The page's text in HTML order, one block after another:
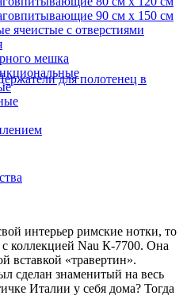
90 см х 150 см
ячеистые с отверстиями
мешка
для полотенец в
интерьер римские нотки, то
с коллекцией Nau К-7700. Она
вставкой «травертин».
сделан знаменитый на весь
Италии у себя дома? Тогда